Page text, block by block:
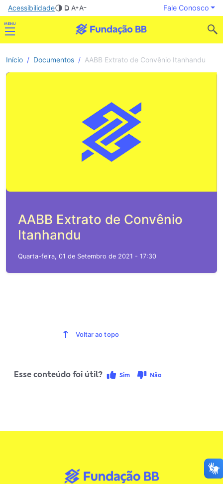
Acessibilidade Fale Conosco
Início Documentos AABB Extrato de Convênio Itanhandu
AABB Extrato de Convênio
Itanhandu
Quarta-feira, 01 de Setembro de 2021 - 17:30
Voltar ao topo
Esse conteúdo foi útil? Sim Não